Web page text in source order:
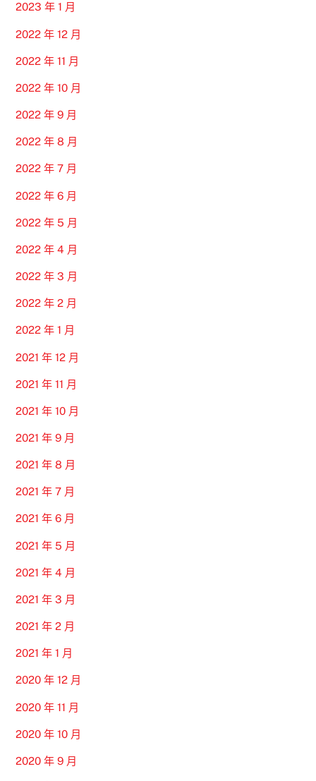
2023 年 1 月
2022 年 12 月
2022 年 11 月
2022 年 10 月
2022 年 9 月
2022 年 8 月
2022 年 7 月
2022 年 6 月
2022 年 5 月
2022 年 4 月
2022 年 3 月
2022 年 2 月
2022 年 1 月
2021 年 12 月
2021 年 11 月
2021 年 10 月
2021 年 9 月
2021 年 8 月
2021 年 7 月
2021 年 6 月
2021 年 5 月
2021 年 4 月
2021 年 3 月
2021 年 2 月
2021 年 1 月
2020 年 12 月
2020 年 11 月
2020 年 10 月
2020 年 9 月